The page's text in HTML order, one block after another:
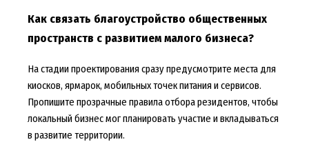
Как связать благоустройство общественных
пространств с развитием малого бизнеса?
На стадии проектирования сразу предусмотрите места для
киосков, ярмарок, мобильных точек питания и сервисов.
Пропишите прозрачные правила отбора резидентов, чтобы
локальный бизнес мог планировать участие и вкладываться
в развитие территории.